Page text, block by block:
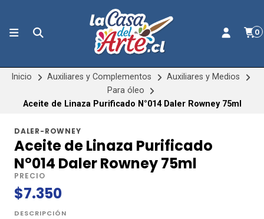
0
Inicio Auxiliares y Complementos
Auxiliares y Medios
Para óleo
Aceite de Linaza Purificado N°014 Daler Rowney 75ml
DALER-ROWNEY
Aceite de Linaza Purificado
N°014 Daler Rowney 75ml
PRECIO
$7.350
DESCRIPCIÓN